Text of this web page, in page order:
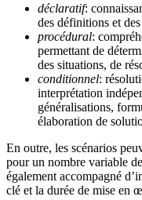
déclaratif:
des définitions et
procédural:
permettant de
des situations, de
conditionnel:
interprétation
généralisations,
élaboration de
En outre, les scénarios
pour un nombre variable
également accompagné
clé et la durée de mise en